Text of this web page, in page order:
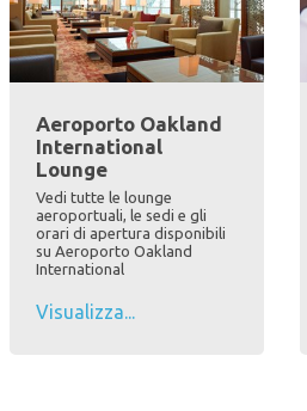
Aeroporto Oakland
International
Lounge
Vedi tutte le lounge
aeroportuali, le sedi e gli
orari di apertura disponibili
su Aeroporto Oakland
International
Visualizza...